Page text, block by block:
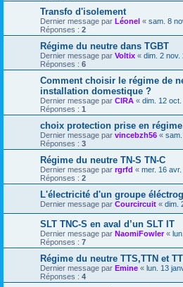
Transfo d'isolement
Dernier message par Léonel « sam. 8
Réponses : 2
Régime du neutre dans TGBT
Dernier message par Voltix « dim. 2 nov.
Réponses : 6
Comment choisir le régime de
installation domestique ?
Dernier message par CIRA « dim. 12
Réponses : 1
choix protection prise en
Dernier message par vincebzh56 «
Réponses : 3
Régime du neutre TN-S TN-C
Dernier message par rgrfd « mer. 16
Réponses : 2
L'électricité d'un groupe
Dernier message par Courcircuit « dim.
SLT TNC-S en aval d’un SLT IT
Dernier message par NaomiFowler«
Réponses : 7
Régime du neutre TTS,TTN et
Dernier message par Emine « lun. 13
Réponses : 4